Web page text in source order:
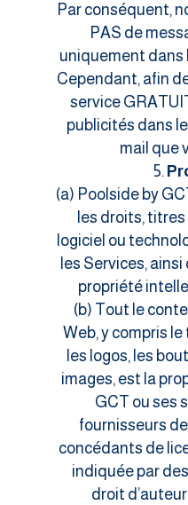
Par conséquent,
PAS de
uniquement dans
Cependant, afin
service
publicités dans
mail que
(a) Poolside by
les droits,
logiciel ou
les Services,
propriété
(b) Tout le
Web, y compris
les logos, les
images, est la
GCT ou ses
fournisseurs
concédants de
indiquée par
droit